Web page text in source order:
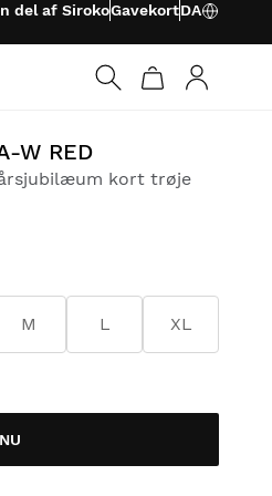
del af SirokoGavekortDA
W RED
kort trøje
M L XL